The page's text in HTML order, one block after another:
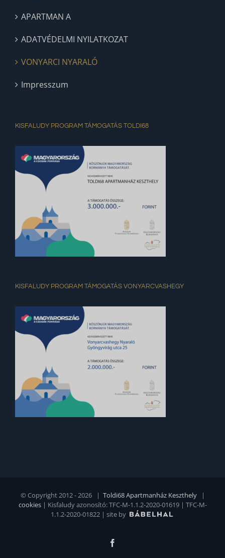
APARTMAN A
ADATVÉDELMI NYILATKOZAT
VONYARCI NYARALÓ
Impresszum
KISFALUDY PROGRAM TÁMOGATÁS TOLDI68
KISFALUDY PROGRAM TÁMOGATÁS VONYARCVASHEGY
© Copyright 2012 - 2026 | Toldi68 Apartmanház Keszthely|
cookies| Kisfaludy azonosító: TFC-M-1.1.2-2020-01619 | TFC-M-
1.1.2-2020-01822 | site by